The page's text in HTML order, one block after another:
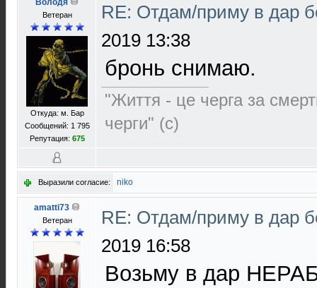
Володя
Ветеран
Откуда: м. Бар
Сообщений: 1 795
Репутация: 675
RE: Отдам/приму в дар
2019 13:38
бронь снимаю.
"Життя - це черга за
черги" (с)
Выразили согласие: niko
amatti73
Ветеран
RE: Отдам/приму в дар
2019 16:58
Возьму в дар